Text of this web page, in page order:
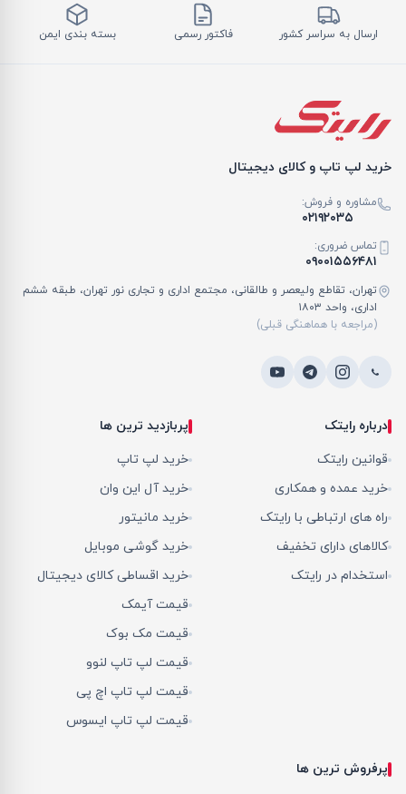
ارسال به سراسر کشور فاکتور رسمی بسته بندی ایمن
خرید لپ تاپ و کالای دیجیتال
مشاوره و فروش:
۰۲۱۹۲۰۳۵
تماس ضروری:
۰۹۰۰۱۵۵۶۴۸۱
تهران، تقاطع ولیعصر و طالقانی، مجتمع اداری و تجاری نور تهران، طبقه ششم
اداری، واحد ۱۸۰۳
(مراجعه با هماهنگی قبلی)
درباره رایتک
قوانین رایتک
خرید عمده و همکاری
راه های ارتباطی با رایتک
کالاهای دارای تخفیف
استخدام در رایتک
پربازدید ترین ها
خرید لپ تاپ
خرید آل این وان
خرید مانیتور
خرید گوشی موبایل
خرید اقساطی کالای دیجیتال
قیمت آیمک
قیمت مک بوک
قیمت لپ تاپ لنوو
قیمت لپ تاپ اچ پی
قیمت لپ تاپ ایسوس
پرفروش ترین ها